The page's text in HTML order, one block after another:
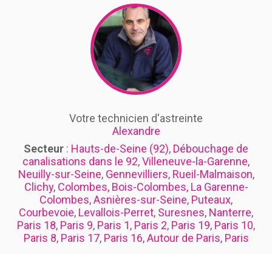
Votre technicien d'astreinte
Alexandre
Secteur : Hauts-de-Seine (92), Débouchage de
canalisations dans le 92,Villeneuve-la-Garenne,
Neuilly-sur-Seine, Gennevilliers, Rueil-Malmaison,
Clichy, Colombes, Bois-Colombes, La Garenne-
Colombes,Asnières-sur-Seine, Puteaux,
Courbevoie, Levallois-Perret, Suresnes, Nanterre,
Paris 18, Paris 9, Paris 1, Paris 2, Paris 19, Paris 10,
Paris 8, Paris 17, Paris 16,Autour de Paris, Paris